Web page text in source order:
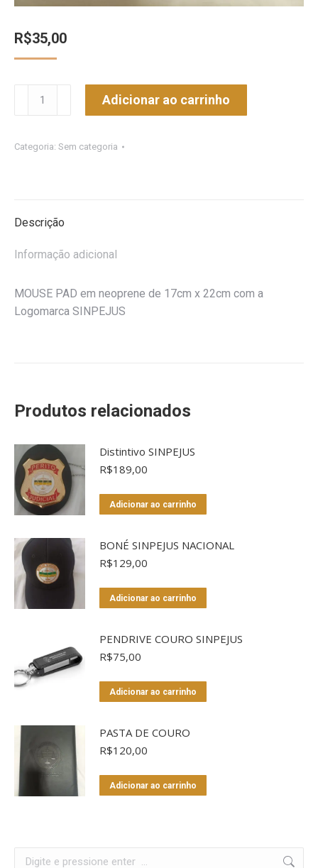
R$35,00
quantidade
Adicionar ao carrinho
Categoria: Sem categoria
Descrição
Informação adicional
MOUSE PAD em neoprene de 17cm x 22cm com a
Logomarca SINPEJUS
Produtos relacionados
Distintivo SINPEJUS
R$189,00
Adicionar ao carrinho
BONÉ SINPEJUS NACIONAL
R$129,00
Adicionar ao carrinho
PENDRIVE COURO SINPEJUS
R$75,00
Adicionar ao carrinho
PASTA DE COURO
R$120,00
Adicionar ao carrinho